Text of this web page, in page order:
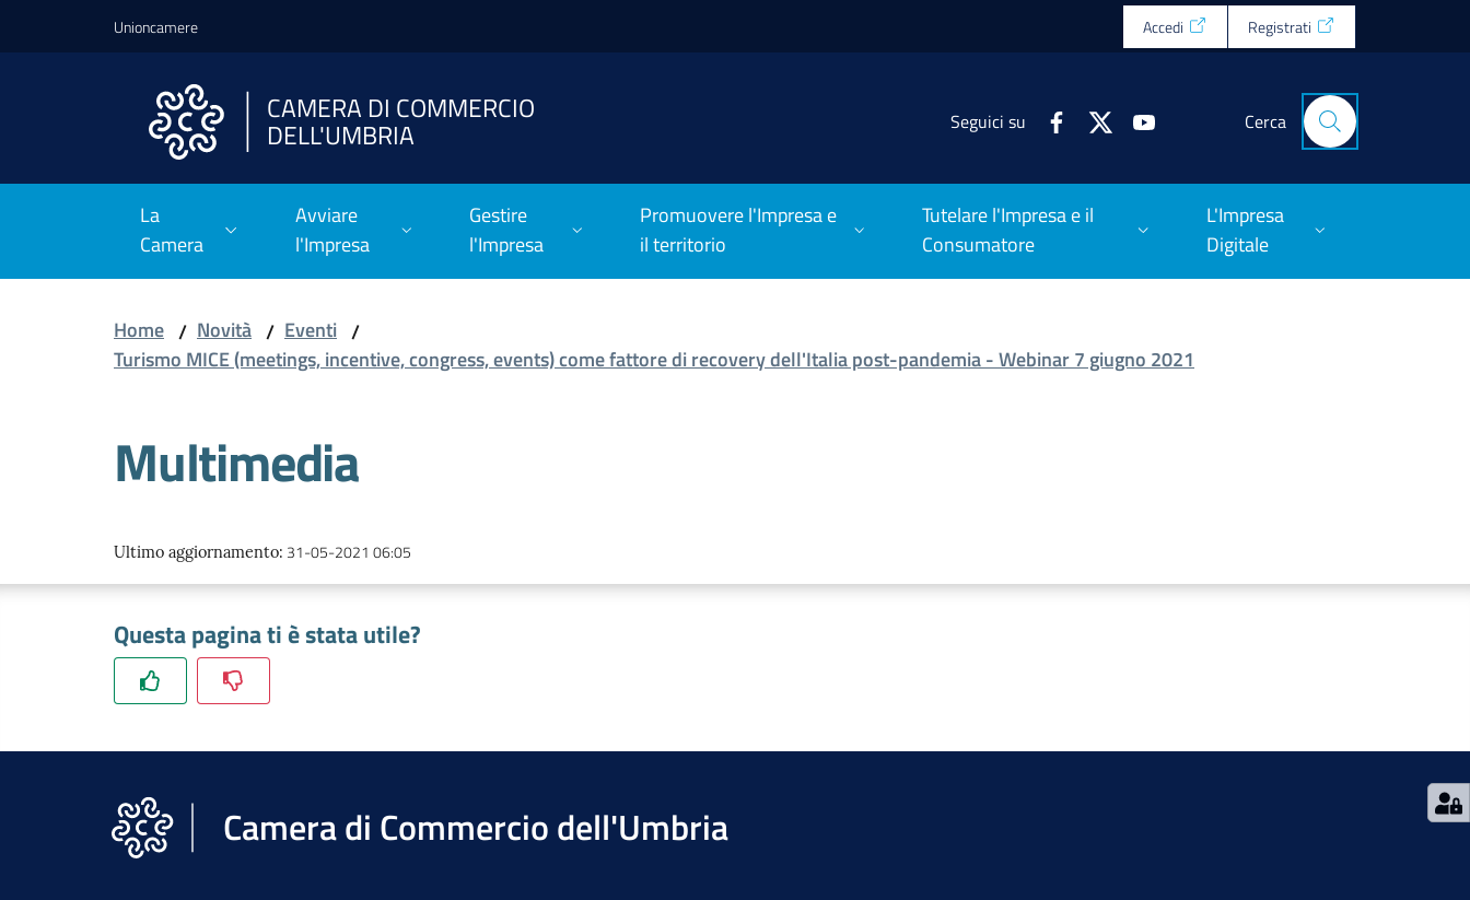
Vai al contenuto
Vai alla navigazione
Unioncamere Accedi Registrati
CAMERA DI COMMERCIO
DELL'UMBRIA Seguici su Cerca
La
Camera
Avviare
l'Impresa
Gestire
l'Impresa
Promuovere l'Impresa e
il territorio
Tutelare l'Impresa e il
Consumatore
L'Impresa
Digitale
Home / Novità / Eventi /
Turismo MICE (meetings, incentive, congress, events) come fattore di recovery dell'Italia post-pandemia - Webinar 7 giugno 2021
Multimedia
Ultimo aggiornamento: 31-05-2021 06:05
Questa pagina ti è stata utile?
Camera di Commercio dell'Umbria